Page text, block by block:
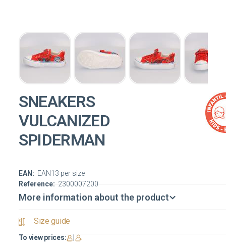
SNEAKERS
VULCANIZED
SPIDERMAN
Reference: 2300007200
EAN: EAN13 per size
More information about the product
Size guide
To view prices: